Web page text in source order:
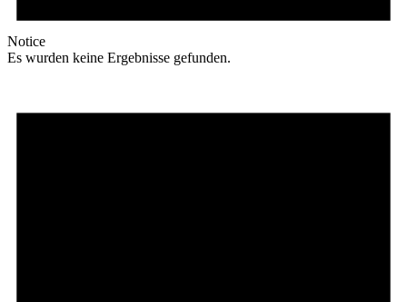
Notice
Es wurden keine Ergebnisse gefunden.